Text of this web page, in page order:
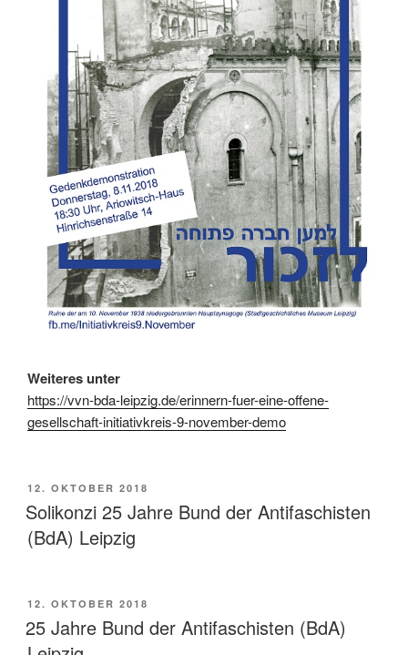
Weiteres unter
https://vvn-bda-leipzig.de/erinnern-fuer-eine-offene-
gesellschaft-initiativkreis-9-november-demo
VERÖFFENTLICHT
AM
12. OKTOBER 2018
Solikonzi 25 Jahre Bund der Antifaschisten
(BdA) Leipzig
VERÖFFENTLICHT
12. OKTOBER 2018
25 Jahre Bund der Antifaschisten (BdA)